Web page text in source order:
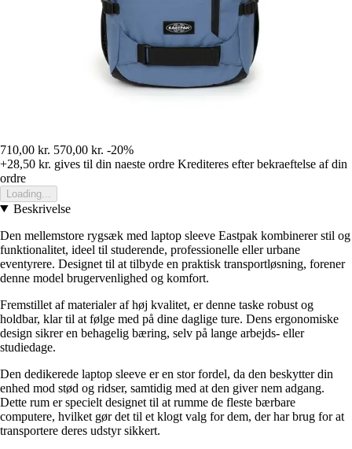
710,00 kr. 570,00 kr. -20%
+28,50 kr. gives til din naeste ordre Krediteres efter bekraeftelse af din
ordre
Loading...
Beskrivelse
Den mellemstore rygsæk med laptop sleeve Eastpak kombinerer stil og
funktionalitet, ideel til studerende, professionelle eller urbane
eventyrere. Designet til at tilbyde en praktisk transportløsning, forener
denne model brugervenlighed og komfort.
Fremstillet af materialer af høj kvalitet, er denne taske robust og
holdbar, klar til at følge med på dine daglige ture. Dens ergonomiske
design sikrer en behagelig bæring, selv på lange arbejds- eller
studiedage.
Den dedikerede laptop sleeve er en stor fordel, da den beskytter din
enhed mod stød og ridser, samtidig med at den giver nem adgang.
Dette rum er specielt designet til at rumme de fleste bærbare
computere, hvilket gør det til et klogt valg for dem, der har brug for at
transportere deres udstyr sikkert.